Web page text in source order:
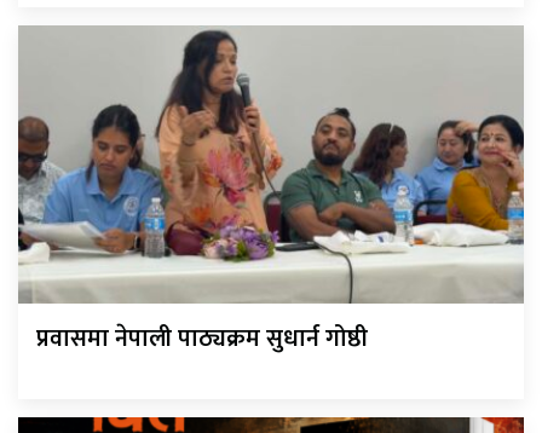
प्रवासमा नेपाली पाठ्यक्रम सुधार्न गोष्ठी